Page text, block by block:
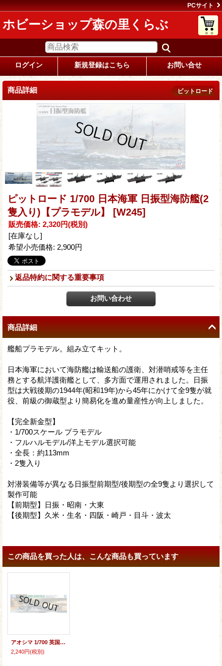
PCサイト
ホビーショップ森の里くらぶ
ログイン 新規登録はこちら お問い合せ
商品詳細 ピットロード
ピットロード 1/700 日本海軍 日振型海防艦(2
隻入り)【プラモデル】 [W245]
販売価格: 2,320円(税別)
[在庫なし]
希望小売価格: 2,900円
返品特約に関する重要事項
商品詳細
艦船プラモデル。組み立てキット。
日本海軍において海防艦は輸送船の護衛、対潜哨戒等を主任
務とする航洋護衛艦として、多方面で運用されました。日振
型は大戦後期の1944年(昭和19年)から45年にかけて全9隻が就
役、前級の御蔵型より簡易化を進め量産性が向上しました。
【完全新金型】
・1/700スケール プラモデル
・フルハルモデル/洋上モデル選択可能
・全長：約113mm
・2隻入り
対潜装備等が異なる日振型前期型/後期型の全9隻より選択して
製作可能
【前期型】日振・昭南・大東
【後期型】久米・生名・四阪・崎戸・目斗・波太
この商品を買った人は、こんな商品も買っています
アオシマ 1/700 英国海軍 重巡洋艦ノーフォーク【プラモデル】
2,240円(税別)